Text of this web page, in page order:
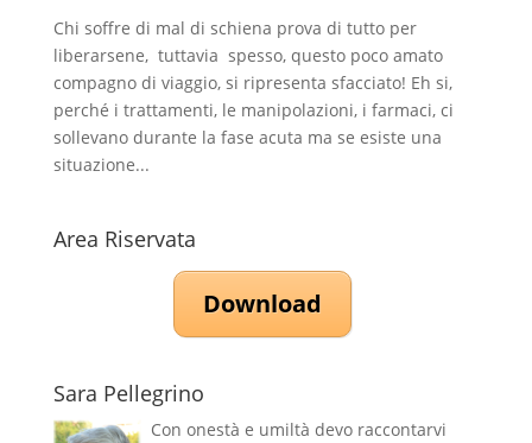
Chi soffre di mal di schiena prova di tutto per
liberarsene, tuttavia spesso, questo poco amato
compagno di viaggio, si ripresenta sfacciato! Eh si,
perché i trattamenti, le manipolazioni, i farmaci, ci
sollevano durante la fase acuta ma se esiste una
situazione...
Area Riservata
Download
Sara Pellegrino
Con onestà e umiltà devo raccontarvi